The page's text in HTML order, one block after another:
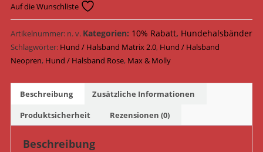
Molly
Hundehalsband
Smart
ID
Matrix
Halsband
Neopren
304081
-
304084
Auf die Wunschliste
Artikelnummer: n. v. Kategorien: 10% Rabatt, Hundehalsbänder
Schlagwörter: Hund / Halsband Matrix 2.0, Hund / Halsband
Neopren, Hund / Halsband Rose, Max & Molly
Beschreibung
Zusätzliche Informationen
Produktsicherheit
Rezensionen (0)
Beschreibung